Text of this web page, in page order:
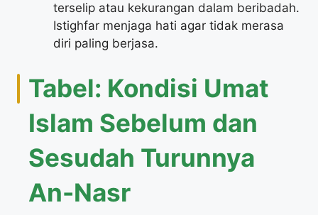
terselip atau kekurangan dalam beribadah.
Istighfar menjaga hati agar tidak merasa
diri paling berjasa.
Tabel: Kondisi Umat
Islam Sebelum dan
Sesudah Turunnya
An-Nasr